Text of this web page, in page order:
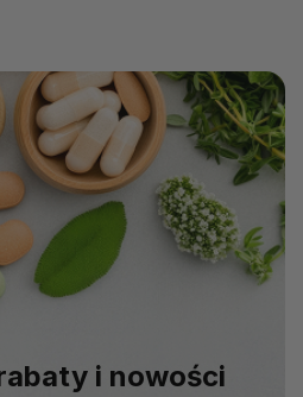
i nowości